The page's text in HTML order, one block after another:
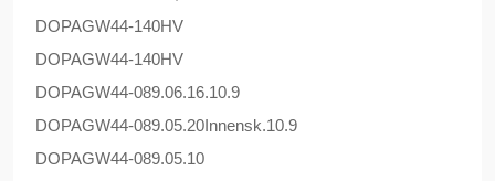
DOPAGW44-140HV
DOPAGW44-140HV
DOPAGW44-089.06.16.10.9
DOPAGW44-089.05.20Innensk.10.9
DOPAGW44-089.05.10